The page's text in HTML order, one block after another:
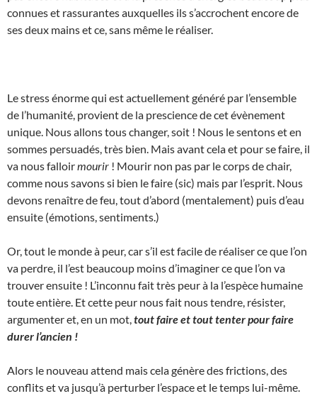
connues et rassurantes auxquelles ils s’accrochent encore de
ses deux mains et ce, sans même le réaliser.
Le stress énorme qui est actuellement généré par l’ensemble
de l’humanité, provient de la prescience de cet évènement
unique. Nous allons tous changer, soit ! Nous le sentons et en
sommes persuadés, très bien. Mais avant cela et pour se faire, il
va nous falloirmourir ! Mourir non pas par le corps de chair,
comme nous savons si bien le faire (sic) mais par l’esprit. Nous
devons renaître de feu, tout d’abord (mentalement) puis d’eau
ensuite (émotions, sentiments.)
Or, tout le monde à peur, car s’il est facile de réaliser ce que l’on
va perdre, il l’est beaucoup moins d’imaginer ce que l’on va
trouver ensuite ! L’inconnu fait très peur à la l’espèce humaine
toute entière. Et cette peur nous fait nous tendre, résister,
argumenter et, en un mot, tout faire et tout tenter pour faire
durer l’ancien !
Alors le nouveau attend mais cela génère des frictions, des
conflits et va jusqu’à perturber l’espace et le temps lui-même.